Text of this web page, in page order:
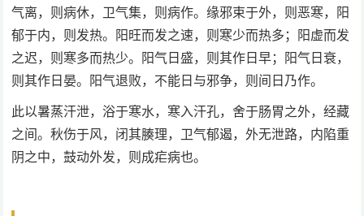
气离，则病休，卫气集，则病作。缘邪束于外，则恶寒，阳
郁于内，则发热。阳旺而发之速，则寒少而热多；阳虚而发
之迟，则寒多而热少。阳气日盛，则其作日早；阳气日衰，
则其作日晏。阳气退败，不能日与邪争，则间日乃作。
此以暑蒸汗泄，浴于寒水，寒入汗孔，舍于肠胃之外，经藏
之间。秋伤于风，闭其腠理，卫气郁遏，外无泄路，内陷重
阴之中，鼓动外发，则成疟病也。